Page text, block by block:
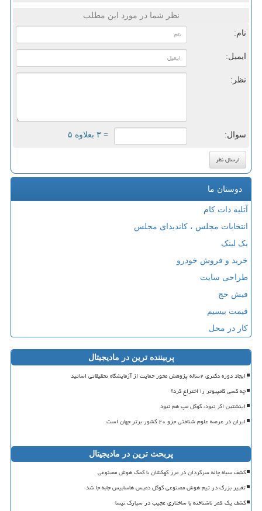
نظر شما در مورد این مطلب
نام:
ایمیل:
نظر:
سوال: = ۳ بعلاوه ۵
دوستان ما
آتلیه دات کام
انتخابات مجلس ، کاندیدای مجلس
بک لینک
خرید و فروش خودرو
طراحی سایت
فیش حج
قیمت بیسیم
کار در محل
پربیننده ترین در مادیجیتال
ایجاد دوره دکتری ۲ساله پژوهش محور حمایت از آزمایشگاه تحقیقاتی اساتید
چه کسی کامپیوتر را اختراع کرد؟
اینشتین اگر نبود، گوگل مپ هم نبود
ایران در عرصه علوم شناختی جزو ۲۰ کشور برتر جهان است
پربحث ترین در مادیجیتال
کشف سیاه چاله سرگردان در مرز کهکشان با کمک هوش مصنوعی
تغییر بزرگ در تیم هوش مصنوعی گوگل دمیس هاسابیس جابه جا شد
کشف یک قمر ناشناخته با ساختاری عجیب در سیارک نیسا